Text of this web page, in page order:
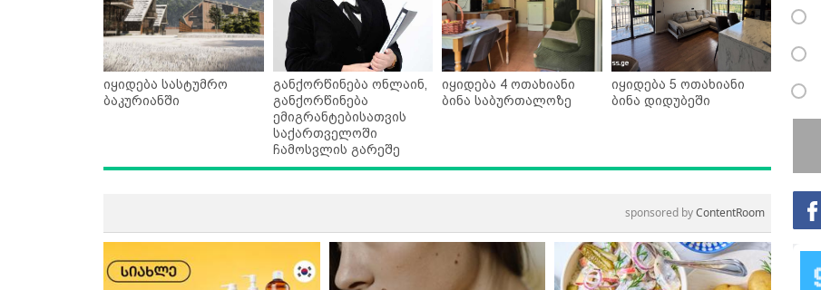
იყიდება სასტუმრო
ბაკურიანში
განქორწინება ონლაინ,
განქორწინება
ემიგრანტებისათვის
საქართველოში
ჩამოსვლის გარეშე
იყიდება 4 ოთახიანი
ბინა საბურთალოზე
იყიდება 5 ოთახიანი
ბინა დიდუბეში
sponsored byContentRoom